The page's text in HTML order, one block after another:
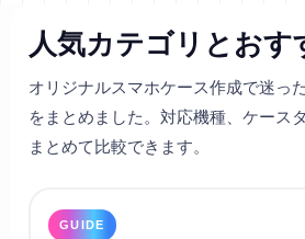
人気カテゴリとおす
オリジナルスマホケース作成で迷っ
をまとめました。対応機種、ケース
まとめて比較できます。
GUIDE